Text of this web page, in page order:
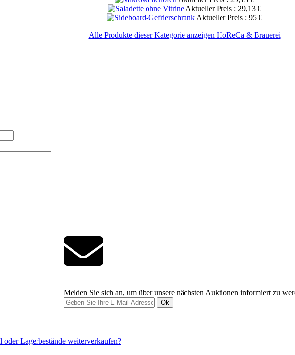
Aktueller Preis : 29,13 €
Aktueller Preis : 95 €
Alle Produkte dieser Kategorie anzeigen HoReCa & Brauerei
Melden Sie sich an, um über unsere nächsten Auktionen informiert zu
Ok